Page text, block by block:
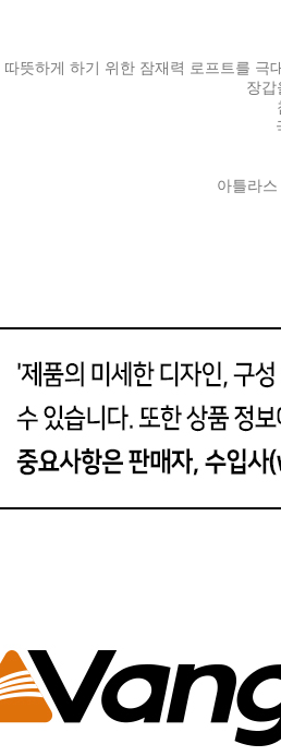
뜻하게 하기 위한 잠재력 로프트를
장갑
아틀라